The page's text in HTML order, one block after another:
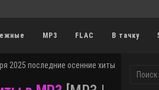
MP3 FLAC В тачку
2025 последние осенние хиты в MP3